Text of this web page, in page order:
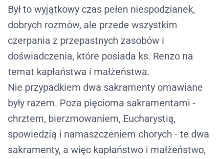
Był to wyjątkowy czas pełen niespodzianek,
dobrych rozmów, ale przede wszystkim
czerpania z przepastnych zasobów i
doświadczenia, które posiada ks. Renzo na
temat kapłaństwa i małżeństwa.
Nie przypadkiem dwa sakramenty omawiane
były razem. Poza pięcioma sakramentami -
chrztem, bierzmowaniem, Eucharystią,
spowiedzią i namaszczeniem chorych - te dwa
sakramenty, a więc kapłaństwo i małżeństwo,